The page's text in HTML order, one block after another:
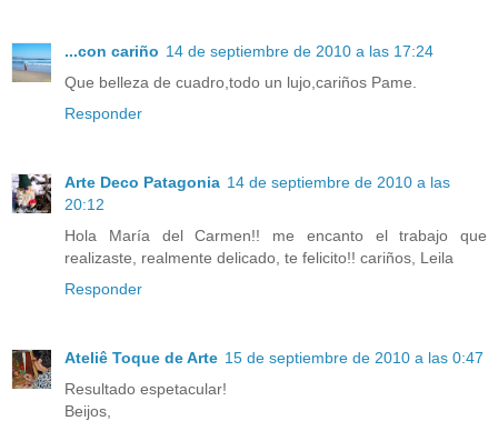
...con cariño 14 de septiembre de 2010 a las 17:24
Que belleza de cuadro,todo un lujo,cariños Pame.
Responder
Arte Deco Patagonia 14 de septiembre de 2010 a las
20:12
Hola María del Carmen!! me encanto el trabajo que
realizaste, realmente delicado, te felicito!! cariños, Leila
Responder
Ateliê Toque de Arte 15 de septiembre de 2010 a las 0:47
Resultado espetacular!
Beijos,